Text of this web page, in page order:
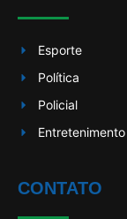
Esporte
Política
Policial
Entretenimento
CONTATO